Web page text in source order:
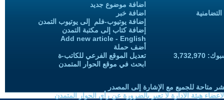
اضافة موضوع جديد
اضافة خبر
إضافة يوتيوب-فلم إلى يوتيوب التمدن
إضافة كتاب إلى مكتبة التمدن
Add new article - English
أضف حملة
تعديل الموقع الفرعي للكاتب-ة
ابحث في موقع الحوار المتمدن
متاحة للجميع مع الإشارة إلى المصدر
هيئة الادارة لا تعبر بالضرورة عن رأي الحوار المتمدن